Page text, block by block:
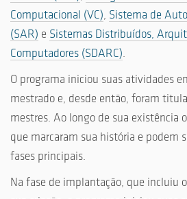
Computacional (VC), Sistema de
(SAR) e Sistemas Distribuídos,
Computadores (SDARC).
O programa iniciou suas atividades
mestrado e, desde então, foram
mestres. Ao longo de sua existência
que marcaram sua história e podem
fases principais.
Na fase de implantação, que incluiu